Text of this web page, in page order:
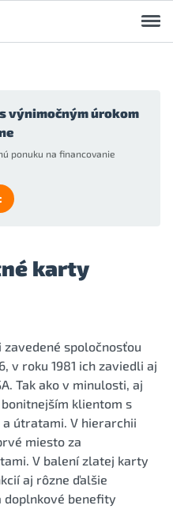
výnimočným úrokom
ponuku na financovanie
karty
spoločnosťou
v roku 1981 ich zaviedli aj
Tak ako v minulosti, aj
klientom s
útratami. V hierarchii
miesto za
V balení zlatej karty
aj rôzne ďalšie
doplnkové benefity